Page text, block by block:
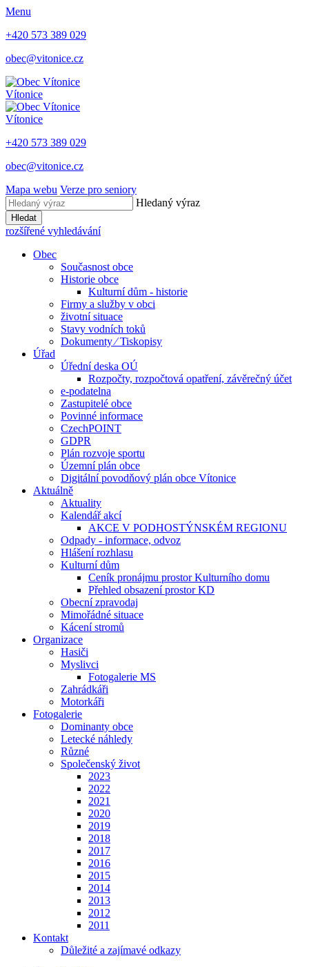
Menu
+420 573 389 029
obec@vitonice.cz
Vítonice
Vítonice
+420 573 389 029
obec@vitonice.cz
Mapa webu Verze pro seniory
Hledaný výraz
Hledat
rozšířené vyhledávání
Obec
Současnost obce
Historie obce
Kulturní dům - historie
Firmy a služby v obci
životní situace
Stavy vodních toků
Dokumenty ⁄ Tiskopisy
Úřad
Úřední deska OÚ
Rozpočty, rozpočtová opatření, závěrečný účet
e-podatelna
Zastupitelé obce
Povinné informace
CzechPOINT
GDPR
Plán rozvoje sportu
Územní plán obce
Digitální povodňový plán obce Vítonice
Aktuálně
Aktuality
Kalendář akcí
AKCE V PODHOSTÝNSKÉM REGIONU
Odpady - informace, odvoz
Hlášení rozhlasu
Kulturní dům
Ceník pronájmu prostor Kulturního domu
Přehled obsazení prostor KD
Obecní zpravodaj
Mimořádné situace
Kácení stromů
Organizace
Hasiči
Myslivci
Fotogalerie MS
Zahrádkáři
Motorkáři
Fotogalerie
Dominanty obce
Letecké náhledy
Různé
Společenský život
2023
2022
2021
2020
2019
2018
2017
2016
2015
2014
2013
2012
2011
Kontakt
Důležité a zajímavé odkazy